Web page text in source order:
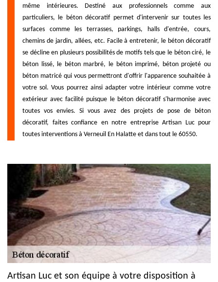
même intérieures. Destiné aux professionnels comme aux
particuliers, le béton décoratif permet d'intervenir sur toutes les
surfaces comme les terrasses, parkings, halls d'entrée, cours,
chemins de jardin, allées, etc. Facile à entretenir, le béton décoratif
se décline en plusieurs possibilités de motifs tels que le béton ciré, le
béton lissé, le béton marbré, le béton imprimé, béton projeté ou
béton matricé qui vous permettront d'offrir l'apparence souhaitée à
votre sol. Vous pourrez ainsi adapter votre intérieur comme votre
extérieur avec facilité puisque le béton décoratif s'harmonise avec
toutes vos envies. Si vous avez des projets de pose de béton
décoratif, faites confiance en notre entreprise Artisan Luc pour
toutes interventions à Verneuil En Halatte et dans tout le 60550.
Artisan Luc et son équipe à votre disposition à